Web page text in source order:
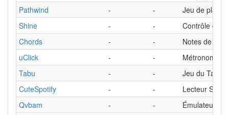
Pathwind
- -
Jeu de
Shine
- -
Contrôle de
Chords
- -
Notes de
uClick
- -
Métronome
Tabu
- -
Jeu du Taboo
CuteSpotify
- -
Lecteur
Qvbam
- -
Émulateur de